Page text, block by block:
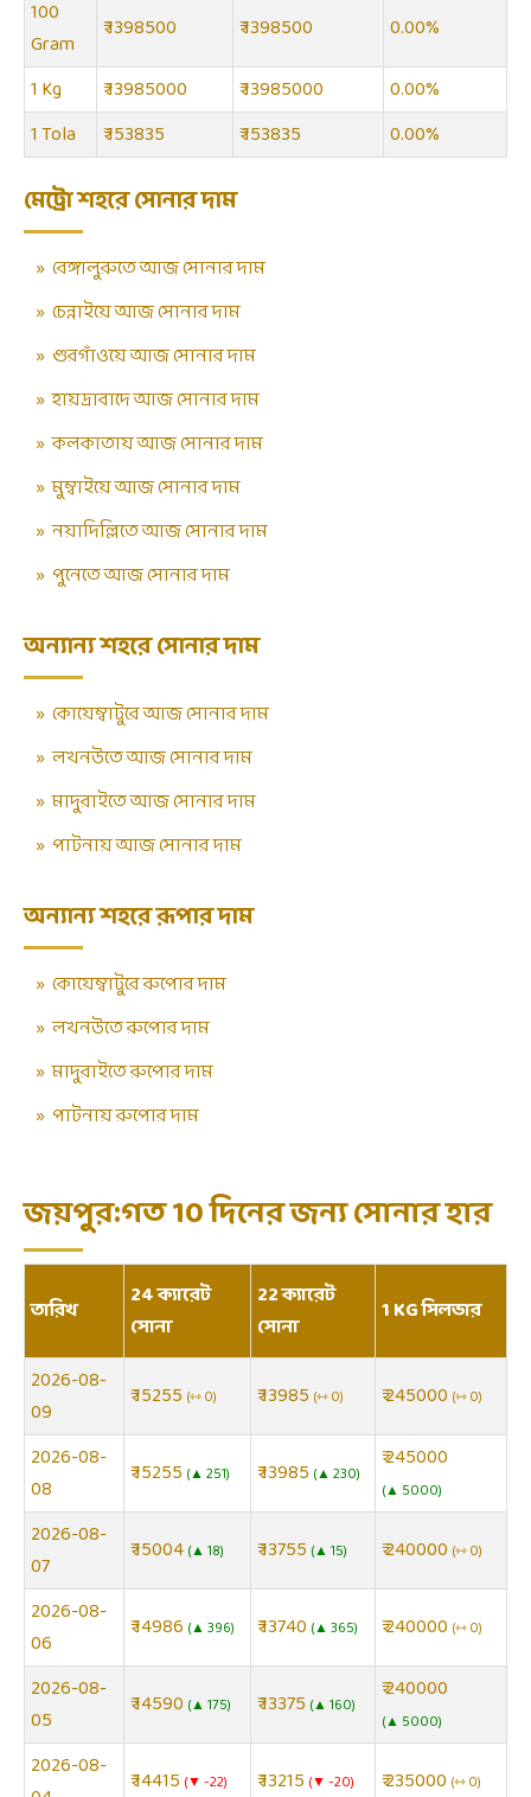
100
Gram
₹ 1398500 ₹ 1398500
0.00%
1 Kg
₹ 13985000 ₹ 13985000
0.00%
1 Tola
₹ 153835 ₹ 153835 0.00%
মেট্রো শহরে সোনার দাম
» বেঙ্গালুরুতে আজ সোনার দাম
» চেন্নাইয়ে আজ সোনার দাম
» গুরগাঁওয়ে আজ সোনার দাম
»হায়দ্রাবাদে আজ সোনার দাম
»কলকাতায় আজ সোনার দাম
»মুম্বাইয়ে আজ সোনার দাম
»নয়াদিল্লিতে আজ সোনার দাম
» পুনেতে আজ সোনার দাম
অন্যান্য শহরে সোনার দাম
» কোয়েম্বাটুরে আজ সোনার দাম
»লখনউতে আজ সোনার দাম
»মাদুরাইতে আজ সোনার দাম
» পাটনায় আজ সোনার দাম
অন্যান্য শহরে রূপার দাম
» কোয়েম্বাটুরে রুপোর দাম
»লখনউতে রুপোর দাম
»মাদুরাইতে রুপোর দাম
» পাটনায় রুপোর দাম
জয়পুর:গত 10 দিনের জন্য সোনার হার
তারিখ
24 ক্যারেট
সোনা
22 ক্যারেট
সোনা
1 KG সিলভার
2026-08-
09
₹ 15255 ⇿ 0 ₹ 13985 ⇿ 0 ₹ 245000 ⇿ 0
2026-08-
08
₹ 15255 ▲ 251 ₹ 13985 ▲ 230
₹ 245000
▲ 5000
2026-08-
07
₹ 15004 ▲ 18 ₹ 13755 ▲ 15 ₹ 240000 ⇿ 0
2026-08-
06
₹ 14986 ▲ 396 ₹ 13740 ▲ 365 ₹ 240000 ⇿ 0
2026-08-
05
₹ 14590 ▲ 175 ₹ 13375 ▲ 160
₹ 240000
▲ 5000
2026-08-
₹ 14415 ▼ -22 ₹ 13215 ▼ -20 ₹ 235000 ⇿ 0